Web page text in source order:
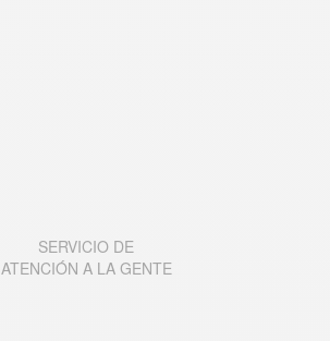
SERVICIO DE
ATENCIÓN A LA GENTE